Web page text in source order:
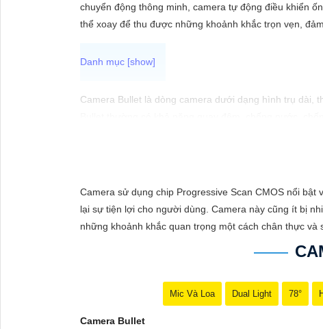
chuyển động thông minh, camera tự động điều khiển
thể xoay để thu được những khoảnh khắc trọn vẹn,
Camera Bullet là dòng camera dưới dạng hình trụ dài,
Camera sử dụng chip Progressive Scan CMOS nổi
lại sự tiện lợi cho người dùng. Camera này cũng ít bị
những khoảnh khắc quan trọng một cách chân thực và
Mic Và Loa Dual Light 78°
Camera Bullet